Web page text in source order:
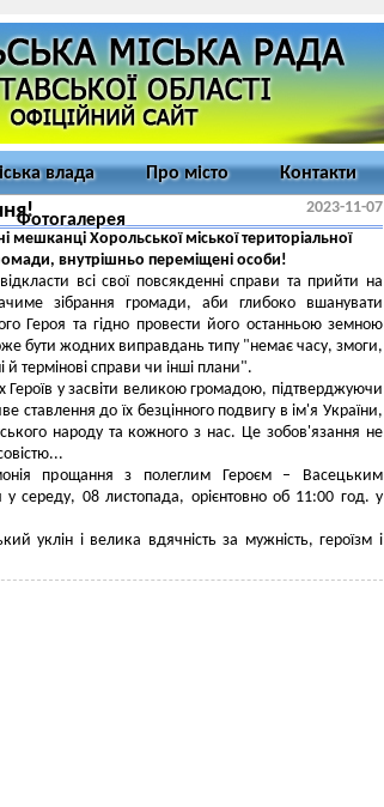
влада Про місто Контакти
Фотогалерея
2023-11-07
мешканці Хорольської міської територіальної
внутрішньо переміщені особи!
всі свої повсякденні справи та прийти на
зібрання громади, аби глибоко вшанувати
Героя та гідно провести його останньою земною
бути жодних виправдань типу "немає часу, змоги,
й термінові справи чи інші плани".
Героїв у засвіти великою громадою, підтверджуючи
ставлення до їх безцінного подвигу в ім'я України,
народу та кожного з нас. Це зобов'язання не
прощання з полеглим Героєм – Васецьким
середу, 08 листопада, орієнтовно об 11:00 год. у
уклін і велика вдячність за мужність, героїзм і